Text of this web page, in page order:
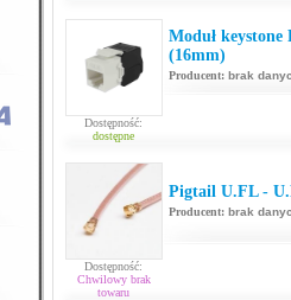
Dostępność:
dostępne
Moduł keystone
(16mm)
Producent: brak
Dostępność:
Chwilowy brak
towaru
Pigtail U.FL -
Producent: brak